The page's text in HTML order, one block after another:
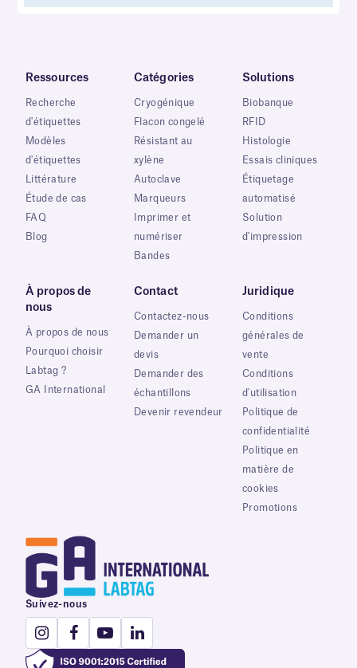
Ressources
Recherche
d'étiquettes
Modèles
d'étiquettes
Littérature
Étude de cas
FAQ
Blog
Catégories
Cryogénique
Flacon congelé
Résistant au
xylène
Autoclave
Marqueurs
Imprimer et
numériser
Bandes
Solutions
Biobanque
RFID
Histologie
Essais cliniques
Étiquetage
automatisé
Solution
d'impression
À propos de
nous
À propos de nous
Pourquoi choisir
Labtag ?
GA International
Contact
Contactez-nous
Demander un
devis
Demander des
échantillons
Devenir revendeur
Juridique
Conditions
générales de
vente
Conditions
d'utilisation
Politique de
confidentialité
Politique en
matière de
cookies
Promotions
Suivez-nous